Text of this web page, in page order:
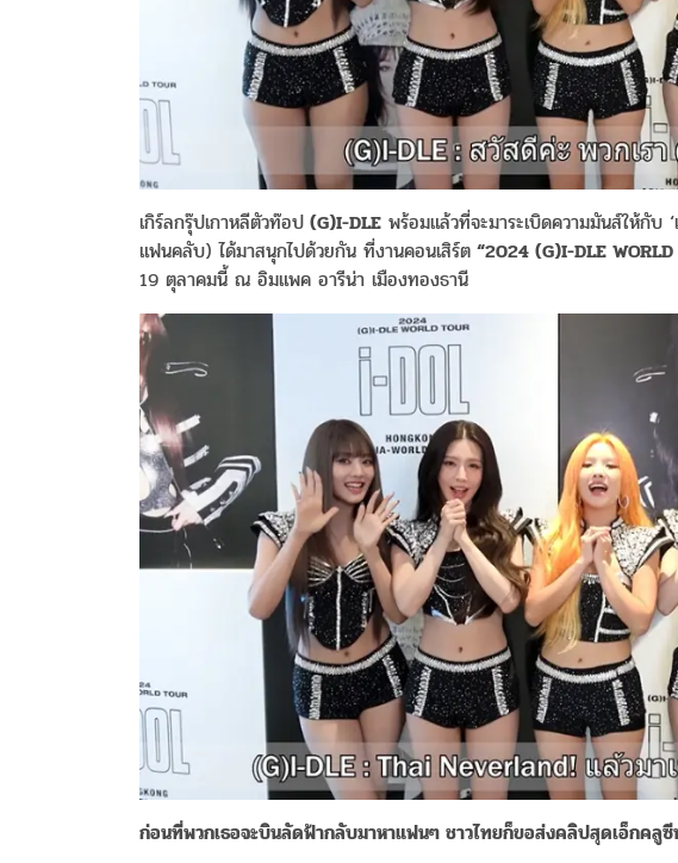
เกิร์ลกรุ๊ปเกาหลีตัวท๊อป (G)I-DLE พร้อมแล้วที่จะมาระเบิดความมันส์ให้กับ ‘
แฟนคลับ)ได้มาสนุกไปด้วยกัน ที่งานคอนเสิร์ต “2024 (G)I-DLE
19 ตุลาคมนี้ ณ อิมแพค อารีน่า เมืองทองธานี
ก่อนที่พวกเธอจะบินลัดฟ้ากลับมาหาแฟนๆ ชาวไทยก็ขอส่งคลิปสุดเอ็กคลู